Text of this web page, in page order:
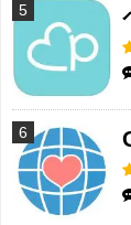
5
6